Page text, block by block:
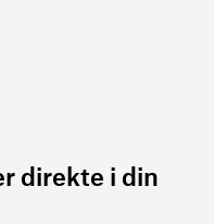
direkte i din